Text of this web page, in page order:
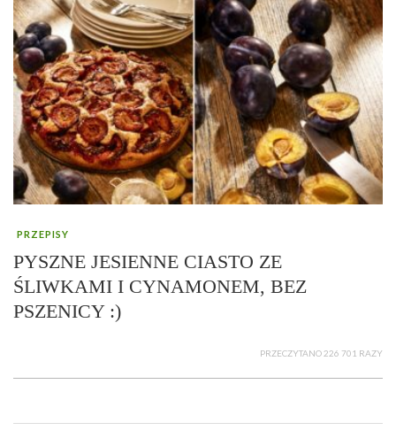
PRZEPISY
PYSZNE JESIENNE CIASTO ZE
ŚLIWKAMI I CYNAMONEM, BEZ
PSZENICY :)
PRZECZYTANO 226 701 RAZY